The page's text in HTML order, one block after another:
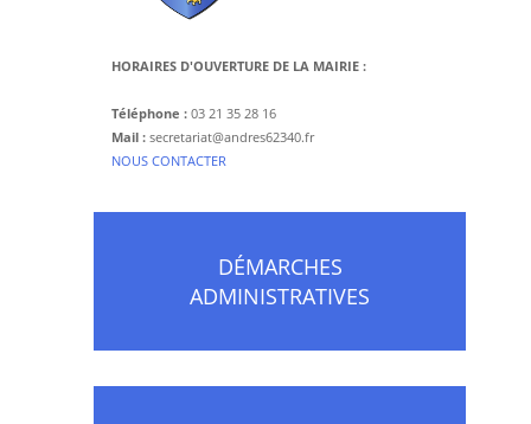
HORAIRES D'OUVERTURE DE LA MAIRIE :
Téléphone : 03 21 35 28 16
Mail : secretariat@andres62340.fr
​NOUS CONTACTER
DÉMARCHES
ADMINISTRATIVES